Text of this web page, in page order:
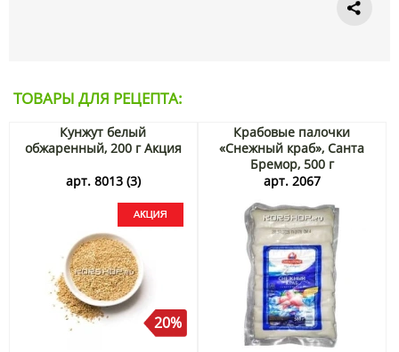
ТОВАРЫ ДЛЯ РЕЦЕПТА:
Кунжут белый
обжаренный, 200 г Акция
арт. 8013 (3)
20%
Крабовые палочки
«Снежный краб», Санта
Бремор, 500 г
арт. 2067